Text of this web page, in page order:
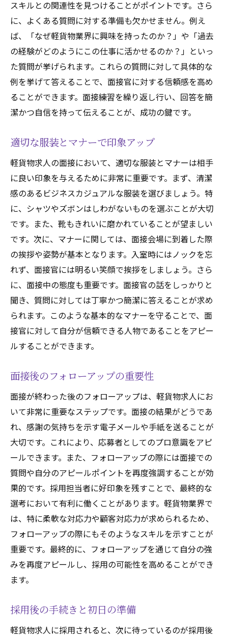
スキルとの関連性を見つけることがポイントです。さら
に、よくある質問に対する準備も欠かせません。例え
ば、「なぜ軽貨物業界に興味を持ったのか？」や「過去
の経験がどのようにこの仕事に活かせるのか？」といっ
た質問が挙げられます。これらの質問に対して具体的な
例を挙げて答えることで、面接官に対する信頼感を高め
ることができます。面接練習を繰り返し行い、回答を簡
潔かつ自信を持って伝えることが、成功の鍵です。
適切な服装とマナーで印象アップ
軽貨物求人の面接において、適切な服装とマナーは相手
に良い印象を与えるために非常に重要です。まず、清潔
感のあるビジネスカジュアルな服装を選びましょう。特
に、シャツやズボンはしわがないものを選ぶことが大切
です。また、靴もきれいに磨かれていることが望ましい
です。次に、マナーに関しては、面接会場に到着した際
の挨拶や姿勢が基本となります。入室時にはノックを忘
れず、面接官には明るい笑顔で挨拶をしましょう。さら
に、面接中の態度も重要です。面接官の話をしっかりと
聞き、質問に対しては丁寧かつ簡潔に答えることが求め
られます。このような基本的なマナーを守ることで、面
接官に対して自分が信頼できる人物であることをアピー
ルすることができます。
面接後のフォローアップの重要性
面接が終わった後のフォローアップは、軽貨物求人にお
いて非常に重要なステップです。面接の結果がどうであ
れ、感謝の気持ちを示す電子メールや手紙を送ることが
大切です。これにより、応募者としてのプロ意識をアピ
ールできます。また、フォローアップの際には面接での
質問や自分のアピールポイントを再度強調することが効
果的です。採用担当者に好印象を残すことで、最終的な
選考において有利に働くことがあります。軽貨物業界で
は、特に柔軟な対応力や顧客対応力が求められるため、
フォローアップの際にもそのようなスキルを示すことが
重要です。最終的に、フォローアップを通じて自分の強
みを再度アピールし、採用の可能性を高めることができ
ます。
採用後の手続きと初日の準備
軽貨物求人に採用されると、次に待っているのが採用後